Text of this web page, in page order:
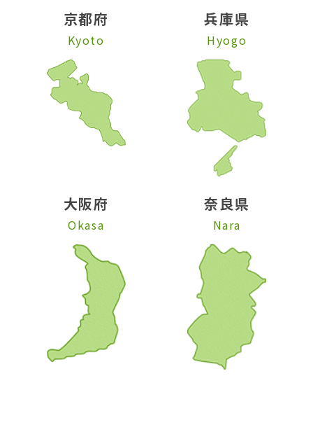
京都府
Kyoto
兵庫県
Hyogo
大阪府
Okasa
奈良県
Nara